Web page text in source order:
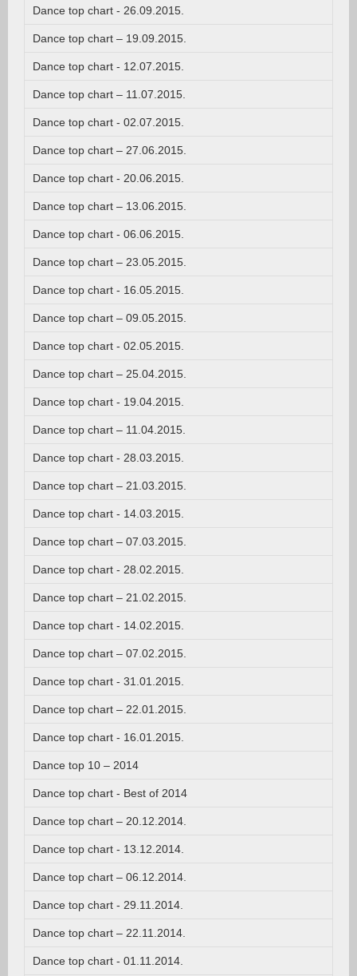
Dance top chart - 26.09.2015.
Dance top chart – 19.09.2015.
Dance top chart - 12.07.2015.
Dance top chart – 11.07.2015.
Dance top chart - 02.07.2015.
Dance top chart – 27.06.2015.
Dance top chart - 20.06.2015.
Dance top chart – 13.06.2015.
Dance top chart - 06.06.2015.
Dance top chart – 23.05.2015.
Dance top chart - 16.05.2015.
Dance top chart – 09.05.2015.
Dance top chart - 02.05.2015.
Dance top chart – 25.04.2015.
Dance top chart - 19.04.2015.
Dance top chart – 11.04.2015.
Dance top chart - 28.03.2015.
Dance top chart – 21.03.2015.
Dance top chart - 14.03.2015.
Dance top chart – 07.03.2015.
Dance top chart - 28.02.2015.
Dance top chart – 21.02.2015.
Dance top chart - 14.02.2015.
Dance top chart – 07.02.2015.
Dance top chart - 31.01.2015.
Dance top chart – 22.01.2015.
Dance top chart - 16.01.2015.
Dance top 10 – 2014
Dance top chart - Best of 2014
Dance top chart – 20.12.2014.
Dance top chart - 13.12.2014.
Dance top chart – 06.12.2014.
Dance top chart - 29.11.2014.
Dance top chart – 22.11.2014.
Dance top chart - 01.11.2014.